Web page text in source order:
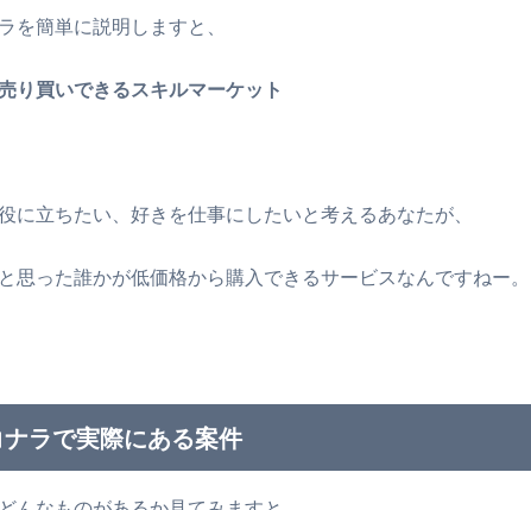
を簡単に説明しますと、
り買いできるスキルマーケット
に立ちたい、好きを仕事にしたいと考えるあなたが、
思った誰かが低価格から購入できるサービスなんですねー。
ナラで実際にある案件